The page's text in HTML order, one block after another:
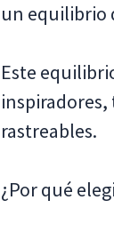
un equilibrio
Este
inspiradores,
rastreables.
¿Por qué